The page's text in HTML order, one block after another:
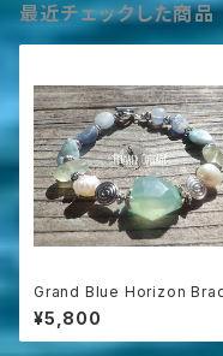
最近チェックした商品
Grand Blue Horizon
et カルセドニー☆ラリマー＆
イヤナイト＆アクアマリンの
地平線ブレスレット
¥5,800